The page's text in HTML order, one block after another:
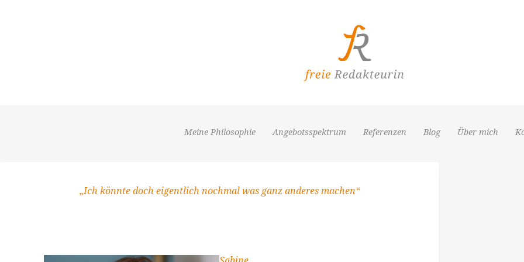
Meine Philosophie Angebotsspektrum Referenzen Blog Über mich
„Ich könnte doch eigentlich nochmal was ganz anderes machen“